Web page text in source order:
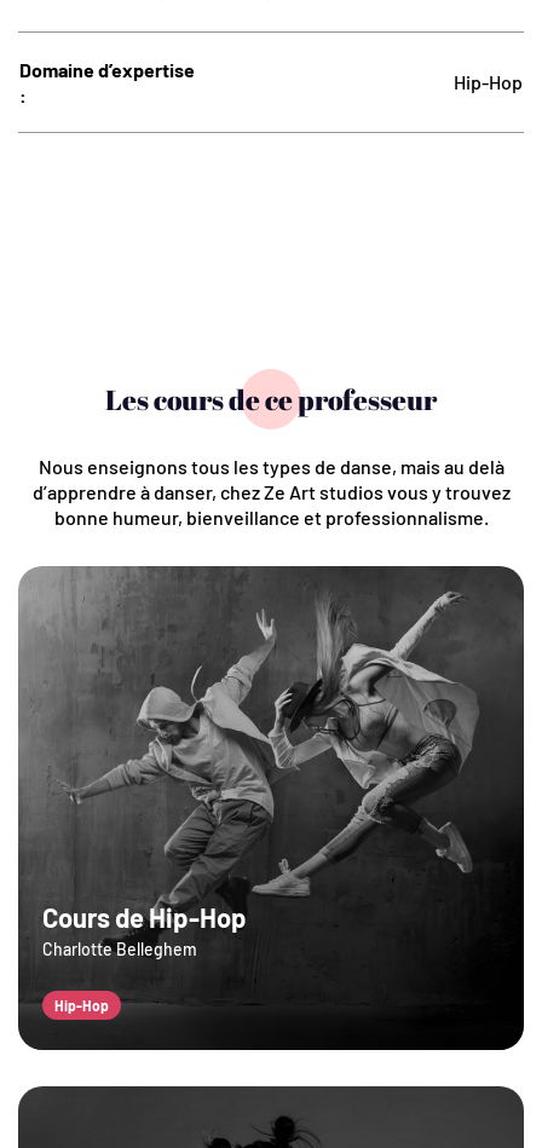
Domaine d’expertise
:
Hip-Hop
Les cours de ce professeur
Nous enseignons tous les types de danse, mais au delà
d’apprendre à danser, chez Ze Art studios vous y trouvez
bonne humeur, bienveillance et professionnalisme.
Cours de Hip-Hop
Charlotte Belleghem
Hip-Hop